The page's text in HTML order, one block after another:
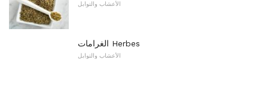
الأعشاب والتوابل
الغرامات Herbes
الأعشاب والتوابل